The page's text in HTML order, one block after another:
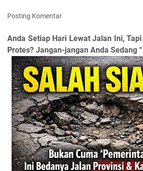
Posting Komentar
Anda Setiap Hari Lewat Jalan Ini,
Protes? Jangan-jangan Anda Sedang